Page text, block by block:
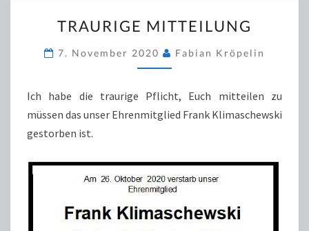
MITTEILUNG
TRAURIGE MITTEILUNG
7. November 2020 Fabian Kröpelin
Ich habe die traurige Pflicht, Euch mitteilen zu
müssen das unser Ehrenmitglied Frank Klimaschewski
gestorben ist.